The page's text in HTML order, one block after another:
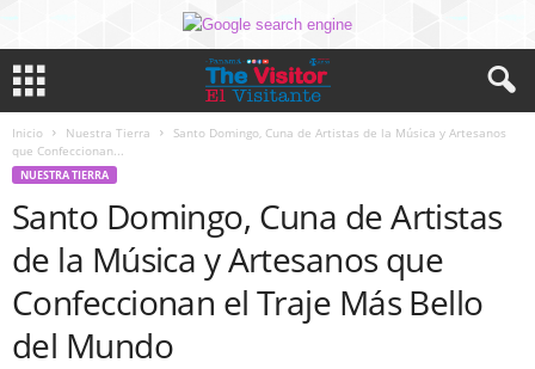
Inicio Nuestra Tierra
Santo Domingo, Cuna de Artistas de la Música y Artesanos
que Confeccionan...
NUESTRA TIERRA
Santo Domingo, Cuna de Artistas
de la Música y Artesanos que
Confeccionan el Traje Más Bello
del Mundo